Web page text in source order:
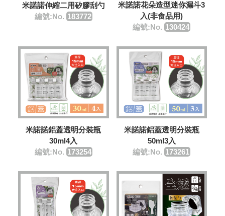
米諾諾伸縮二用矽膠刮勺
編號:No. 183772
米諾諾花朵造型迷你漏斗3
入(非食品用)
編號:No. 130424
米諾諾鋁蓋透明分裝瓶
30ml4入
編號:No. 173254
米諾諾鋁蓋透明分裝瓶
50ml3入
編號:No. 173261